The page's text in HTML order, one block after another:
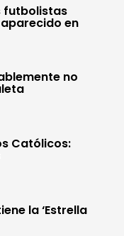
futbolistas
en
no
Católicos:
la ‘Estrella